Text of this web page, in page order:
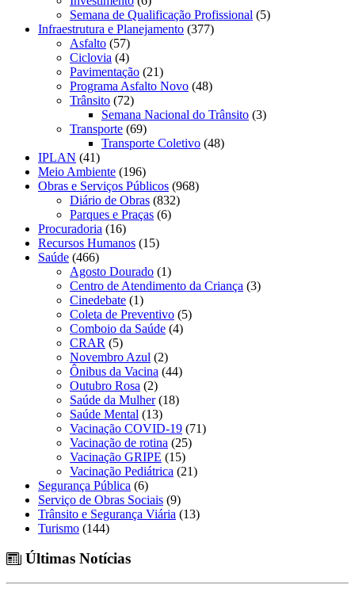
Semana de Qualificação Profissional (5)
Infraestrutura e Planejamento (377)
Asfalto (57)
Ciclovia (4)
Pavimentação (21)
Programa Asfalto Novo (48)
Trânsito (72)
Semana Nacional do Trânsito (3)
Transporte (69)
Transporte Coletivo (48)
IPLAN (41)
Meio Ambiente (196)
Obras e Serviços Públicos (968)
Diário de Obras (832)
Parques e Praças (6)
Procuradoria (16)
Recursos Humanos (15)
Saúde (466)
Agosto Dourado (1)
Centro de Atendimento da Criança (3)
Cinedebate (1)
Coleta de Preventivo (5)
Comboio da Saúde (4)
CRAR (5)
Novembro Azul (2)
Ônibus da Vacina (44)
Outubro Rosa (2)
Saúde da Mulher(18)
Saúde Mental (13)
Vacinação COVID-19 (71)
Vacinação de rotina (25)
Vacinação GRIPE (15)
Vacinação Pediátrica (21)
Segurança Pública (6)
Serviço de Obras Sociais (9)
Trânsito e Segurança Viária (13)
Turismo (144)
Últimas Notícias